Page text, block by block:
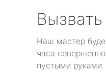
Наш мастер
часа
пустыми